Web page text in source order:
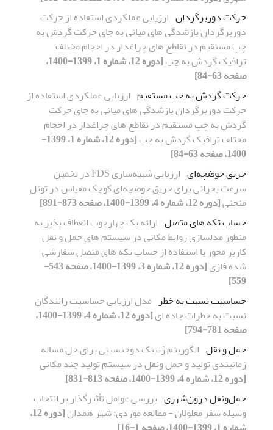
حرکت دوربرگردان ارزیابی عملکردی استفاده از حرکت
دوربرگردان بازشدگی های میانی به جای حرکت گردش به
چپ مستقیم در تقاطع های چراغدار در احجام مختلف
ترافیک گردش به چپ
[دوره 12، شماره 1، 1399-1400،
صفحه 63-84]
حرکت گردش به چپ مستقیم ارزیابی عملکردی استفاده از
حرکت دوربرگردان بازشدگی های میانی به جای حرکت
گردش به چپ مستقیم در تقاطع های چراغدار در احجام
مختلف ترافیک گردش به چپ
[دوره 12، شماره 1، 1399-
1400، صفحه 63-84]
حریق حوضچه‌ای
ارزیابی شبیه‌سازی FDS در تخمین
سرعت بحرانی برای حریق حوضچه‌ای کوچک مقیاس در تونل
منحنی[دوره 12، شماره 4، 1399-1400، صفحه 873-891]
حساب تکه های متصل ارائه یک چهارچوب انعطاف پذیر به
منظور مدلسازی روابط مکانی در سیستم های حمل و نقل
کاربر محور با استفاده از حساب تکه های متصل سفارشی
شده فازی
[دوره 12، شماره 3، 1399-1400، صفحه 543-
559]
حساسیت نسبت به خطر مدل ارزیابی حساسیت رانندگان
نسبت به خطرات جاده ای
[دوره 12، شماره 4، 1399-1400،
صفحه 781-794]
حمل و نقل الگوریتم ژنتیک دو‌جنسیتی برای حل مساله
زمانبندی تولید و حمل ونقل در سیستم تولید چند مکانی
[دوره 12، شماره 4، 1399-1400، صفحه 813-831]
حمل‌ونقل درون‌شهری بررسی عوامل تأثیرگذار بر انتخاب
وسیله سفر معلولان - مطالعه موردی: شهر همدان
[دوره 12،